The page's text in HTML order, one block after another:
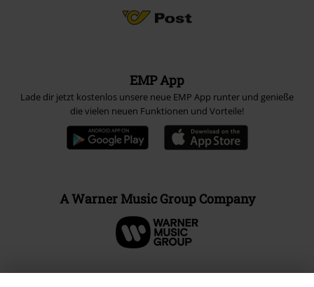
EMP App
Lade dir jetzt kostenlos unsere neue EMP App runter und genieße
die vielen neuen Funktionen und Vorteile!
A Warner Music Group Company